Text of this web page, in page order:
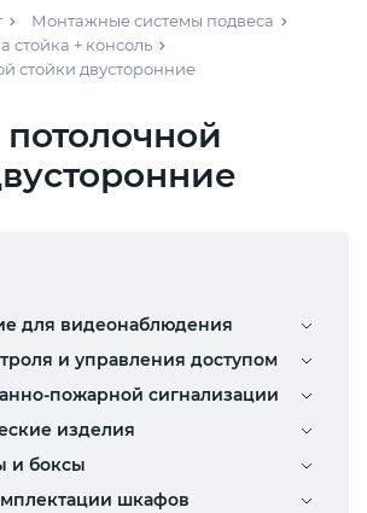
Монтажные системы подвеса
стойка + консоль
стойки двусторонние
для видеонаблюдения
и управления доступом
пожарной сигнализации
изделия
и боксы
шкафов